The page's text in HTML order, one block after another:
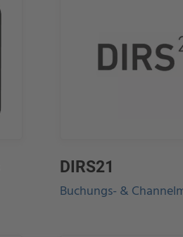
DIRS21
Buchungs- &